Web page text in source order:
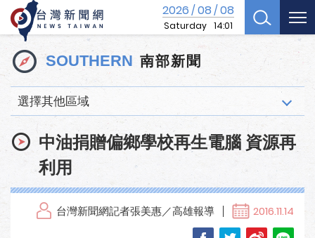
2026/08/08
Saturday 14:01
SOUTHERN 南部新聞
選擇其他區域
中油捐贈偏鄉學校再生電腦 資源再
利用
台灣新聞網記者張美惠／高雄報導 2016.11.14